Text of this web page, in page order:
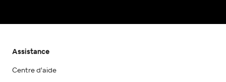
Assistance
Centre d'aide